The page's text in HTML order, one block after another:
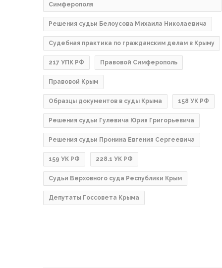
Симферополя
Решения судьи Белоусова Михаила Николаевича
Судебная практика по гражданским делам в Крыму
217 УПК РФ Правовой Симферополь
Правовой Крым
Образцы документов в суды Крыма 158 УК РФ
Решения судьи Гулевича Юрия Григорьевича
Решения судьи Пронина Евгения Сергеевича
159 УК РФ 228.1 УК РФ
Судьи Верховного суда Республики Крым
Депутаты Госсовета Крыма